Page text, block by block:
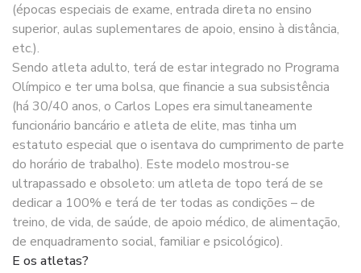
(épocas especiais de exame, entrada direta no ensino
superior, aulas suplementares de apoio, ensino à distância,
etc.).
Sendo atleta adulto, terá de estar integrado no Programa
Olímpico e ter uma bolsa, que financie a sua subsistência
(há 30/40 anos, o Carlos Lopes era simultaneamente
funcionário bancário e atleta de elite, mas tinha um
estatuto especial que o isentava do cumprimento de parte
do horário de trabalho). Este modelo mostrou-se
ultrapassado e obsoleto: um atleta de topo terá de se
dedicar a 100% e terá de ter todas as condições – de
treino, de vida, de saúde, de apoio médico, de alimentação,
de enquadramento social, familiar e psicológico).
E os atletas?